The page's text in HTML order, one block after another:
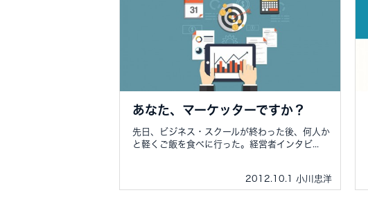
あなた、マーケッターですか？
先日、ビジネス・スクールが終わった後、何人か
と軽くご飯を食べに行った。経営者インタビ...
2012.10.1 小川忠洋